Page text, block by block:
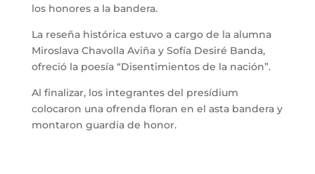
los honores a la bandera.
La reseña histórica estuvo a cargo de la alumna
Miroslava Chavolla Aviña y Sofía Desiré Banda,
ofreció la poesía “Disentimientos de la nación”.
Al finalizar, los integrantes del presídium
colocaron una ofrenda floran en el asta bandera y
montaron guardia de honor.